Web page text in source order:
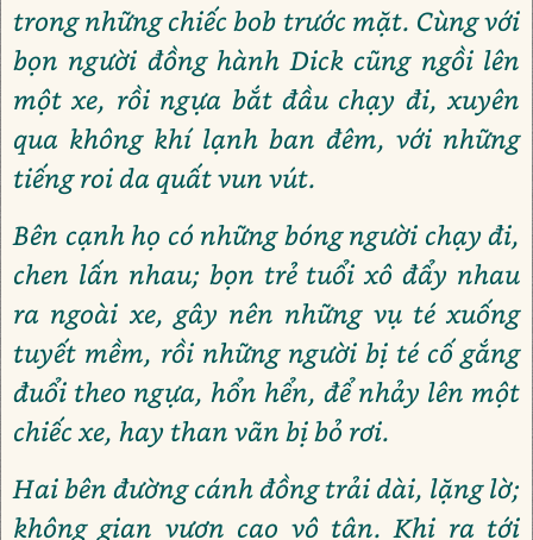
trong những chiếc bob trước mặt. Cùng với
bọn người đồng hành Dick cũng ngồi lên
một xe, rồi ngựa bắt đầu chạy đi, xuyên
qua không khí lạnh ban đêm, với những
tiếng roi da quất vun vút.
Bên cạnh họ có những bóng người chạy đi,
chen lấn nhau; bọn trẻ tuổi xô đẩy nhau
ra ngoài xe, gây nên những vụ té xuống
tuyết mềm, rồi những người bị té cố gắng
đuổi theo ngựa, hổn hển, để nhảy lên một
chiếc xe, hay than vãn bị bỏ rơi.
Hai bên đường cánh đồng trải dài, lặng lờ;
không gian vươn cao vô tận. Khi ra tới